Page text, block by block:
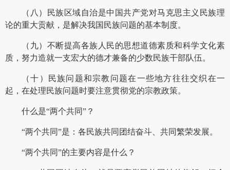
（八）民族区域自治是中国共产党对马克思主义民族理
论的重大贡献，是解决我国民族问题的基本制度。
（九）不断提高各族人民的思想道德素质和科学文化素
质，努力造就一支宏大的德才兼备的少数民族干部队伍。
（十）民族问题和宗教问题在一些地方往往交织在一
起，在处理民族问题时要注意贯彻党的宗教政策。
什么是“两个共同”？
“两个共同”是：各民族共同团结奋斗、共同繁荣发展。
“两个共同”的主要内容是什么？